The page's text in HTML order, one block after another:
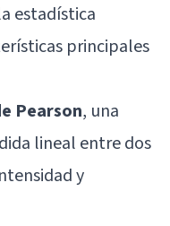
estadística
principales
Pearson, una
lineal entre dos
y